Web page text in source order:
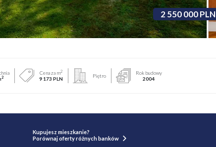
2 550 000 PLN
2
Cena za m2
9 173 PLN Piętro
Rok budowy
2004
Kupujesz mieszkanie?
Porównaj oferty różnych banków